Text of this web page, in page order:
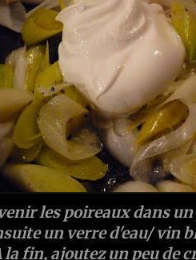
les poireaux dans
un verre d'eau/ vin
la fin, ajoutez un peu de